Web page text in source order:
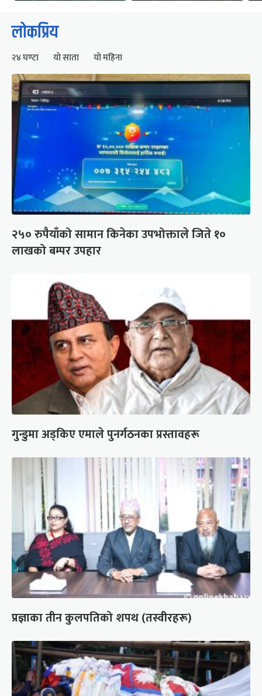
लोकप्रिय
२४ घण्टा यो साता यो महिना
२५० रुपैयाँको सामान किनेका उपभोक्ताले जिते १०
लाखको बम्पर उपहार
गुन्डुमा अड्किए एमाले पुनर्गठनका प्रस्तावहरू
प्रज्ञाका तीन कुलपतिको शपथ (तस्वीरहरू)